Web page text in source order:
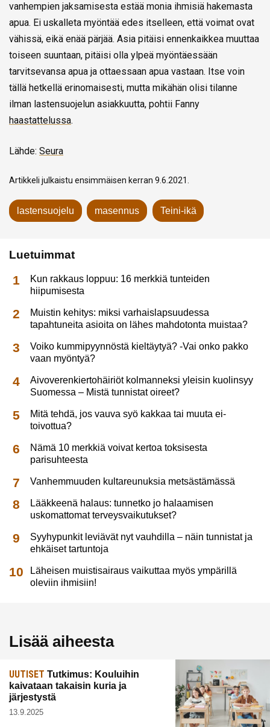
vanhempien jaksamisesta estää monia ihmisiä hakemasta
apua. Ei uskalleta myöntää edes itselleen, että voimat ovat
vähissä, eikä enää pärjää. Asia pitäisi ennenkaikkea muuttaa
toiseen suuntaan, pitäisi olla ylpeä myöntäessään
tarvitsevansa apua ja ottaessaan apua vastaan. Itse voin
tällä hetkellä erinomaisesti, mutta mikähän olisi tilanne
ilman lastensuojelun asiakkuutta, pohtii Fanny
haastattelussa.
Lähde: Seura
Artikkeli julkaistu ensimmäisen kerran 9.6.2021.
lastensuojelu masennus Teini-ikä
Luetuimmat
Kun rakkaus loppuu: 16 merkkiä tunteiden
hiipumisesta
Muistin kehitys: miksi varhaislapsuudessa
tapahtuneita asioita on lähes mahdotonta muistaa?
Voiko kummipyynnöstä kieltäytyä? -Vai onko pakko
vaan myöntyä?
Aivoverenkiertohäiriöt kolmanneksi yleisin kuolinsyy
Suomessa – Mistä tunnistat oireet?
Mitä tehdä, jos vauva syö kakkaa tai muuta ei-
toivottua?
Nämä 10 merkkiä voivat kertoa toksisesta
parisuhteesta
Vanhemmuuden kultareunuksia metsästämässä
Lääkkeenä halaus: tunnetko jo halaamisen
uskomattomat terveysvaikutukset?
Syyhypunkit leviävät nyt vauhdilla – näin tunnistat ja
ehkäiset tartuntoja
Läheisen muistisairaus vaikuttaa myös ympärillä
oleviin ihmisiin!
Lisää aiheesta
UUTISET Tutkimus: Kouluihin
kaivataan takaisin kuria ja
järjestystä
13.9.2025